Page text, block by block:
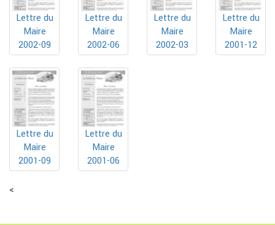
Lettre du
Maire
2002-09
Lettre du
Maire
2002-06
Lettre du
Maire
2002-03
Lettre du
Maire
2001-12
Lettre du
Maire
2001-09
Lettre du
Maire
2001-06
<